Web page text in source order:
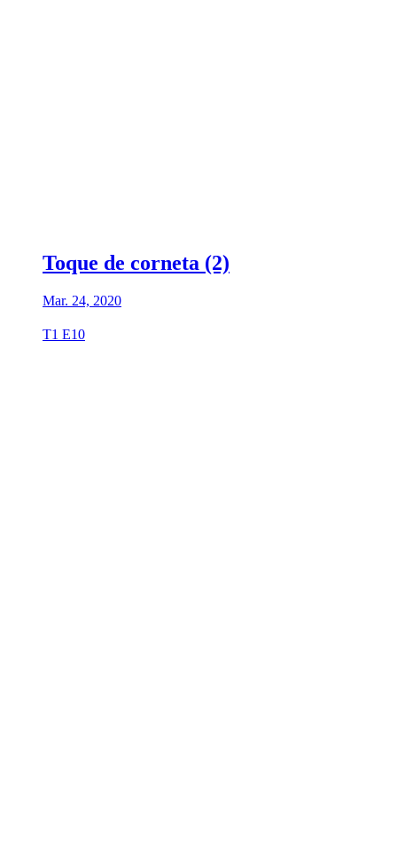
Toque de corneta (2)
Mar. 24, 2020
T1 E10